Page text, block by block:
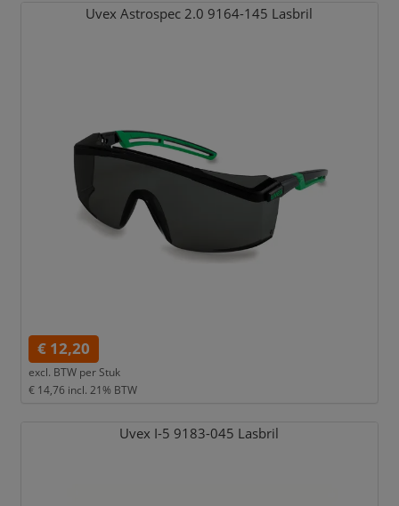
Uvex Astrospec 2.0 9164-145 Lasbril
€ 12,20
excl. BTW per Stuk
€ 14,76 incl. 21% BTW
Uvex I-5 9183-045 Lasbril